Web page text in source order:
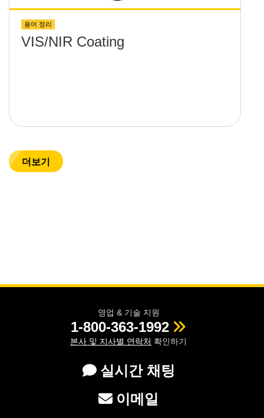
용어 정리
VIS/NIR Coating
더보기
영업 & 기술 지원
1-800-363-1992
본사 및 지사별 연락처 확인하기
실시간 채팅
이메일